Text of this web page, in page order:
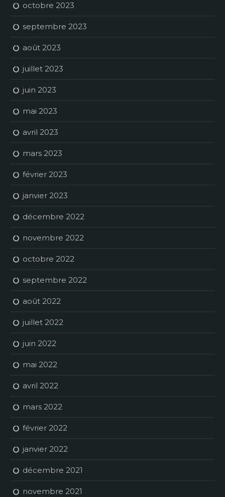
octobre 2023
septembre 2023
août 2023
juillet 2023
juin 2023
mai 2023
avril 2023
mars 2023
février 2023
janvier 2023
décembre 2022
novembre 2022
octobre 2022
septembre 2022
août 2022
juillet 2022
juin 2022
mai 2022
avril 2022
mars 2022
février 2022
janvier 2022
décembre 2021
novembre 2021